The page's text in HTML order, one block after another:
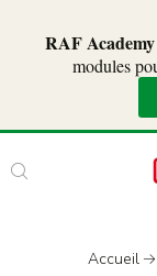
RAF Academy
modules
Accueil